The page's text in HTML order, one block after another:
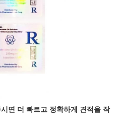
면 더 빠르고 정확하게 견적을 작